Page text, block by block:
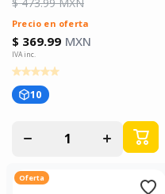
Precio en oferta
$ 369.99 MXN
10
cantidad
Aumentar
cantidad
para
Oferta